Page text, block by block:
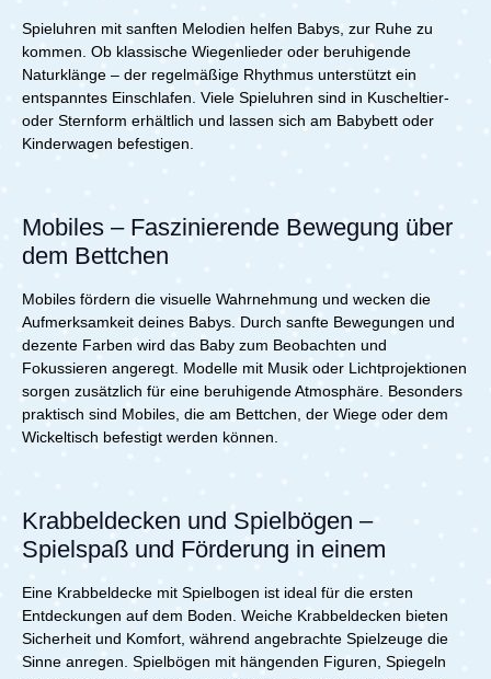
Spieluhren mit sanften Melodien helfen Babys, zur Ruhe zu
kommen. Ob klassische Wiegenlieder oder beruhigende
Naturklänge – der regelmäßige Rhythmus unterstützt ein
entspanntes Einschlafen. Viele Spieluhren sind in Kuscheltier-
oder Sternform erhältlich und lassen sich am Babybett oder
Kinderwagen befestigen.
Mobiles – Faszinierende Bewegung über
dem Bettchen
Mobiles fördern die visuelle Wahrnehmung und wecken die
Aufmerksamkeit deines Babys. Durch sanfte Bewegungen und
dezente Farben wird das Baby zum Beobachten und
Fokussieren angeregt. Modelle mit Musik oder Lichtprojektionen
sorgen zusätzlich für eine beruhigende Atmosphäre. Besonders
praktisch sind Mobiles, die am Bettchen, der Wiege oder dem
Wickeltisch befestigt werden können.
Krabbeldecken und Spielbögen –
Spielspaß und Förderung in einem
Eine Krabbeldecke mit Spielbogen ist ideal für die ersten
Entdeckungen auf dem Boden. Weiche Krabbeldecken bieten
Sicherheit und Komfort, während angebrachte Spielzeuge die
Sinne anregen. Spielbögen mit hängenden Figuren, Spiegeln